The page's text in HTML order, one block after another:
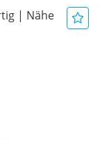
| Nähe